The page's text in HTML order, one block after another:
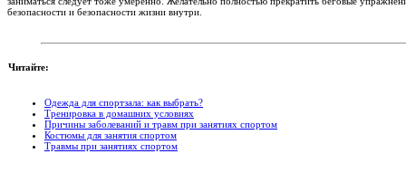
безопасности и безопасности жизни внутри.
Читайте:
Одежда для спортзала: как выбрать?
Тренировка в домашних условиях
Причины заболеваний и травм при занятиях спортом
Костюмы для занятия спортом
Травмы при занятиях спортом